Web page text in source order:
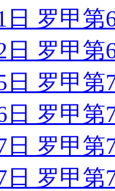
日 罗甲
日 罗甲
日 罗甲
日 罗甲
日 罗甲
日 罗甲